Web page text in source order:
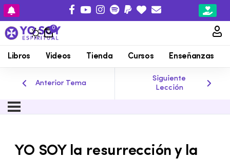
0
Libros Videos Tienda Cursos Enseñanzas
Anterior Tema
Siguiente
Lección
YO SOY la resurrección y la